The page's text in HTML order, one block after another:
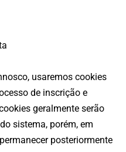
usaremos cookies
de inscrição e
geralmente serão
sistema, porém, em
posteriormente